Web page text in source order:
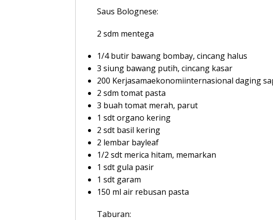
Saus Bolognese:
2 sdm mentega
1/4 butir bawang bombay, cincang halus
3 siung bawang putih, cincang kasar
200 Kerjasamaekonomiinternasional daging
2 sdm tomat pasta
3 buah tomat merah, parut
1 sdt organo kering
2 sdt basil kering
2 lembar bayleaf
1/2 sdt merica hitam, memarkan
1 sdt gula pasir
1 sdt garam
150 ml air rebusan pasta
Taburan: